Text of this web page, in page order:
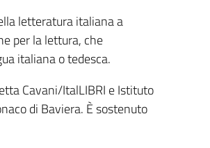
letteratura italiana a
per la lettura, che
italiana o tedesca.
Cavani/ItalLIBRI e Istituto
di Baviera. È sostenuto